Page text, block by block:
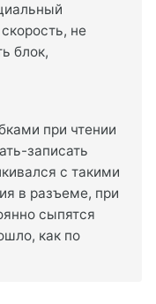
не
блок,
при чтении
записать
с такими
в разъеме, при
сыпятся
как по